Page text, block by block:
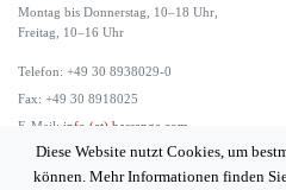
Montag bis Donnerstag, 10–18 Uhr,
Freitag, 10–16 Uhr
Telefon: +49 30 8938029-0
Fax: +49 30 8918025
E-Mail: info (at) bassenge.com
Diese Website nutzt Cookies, um
können. Mehr Informationen finden